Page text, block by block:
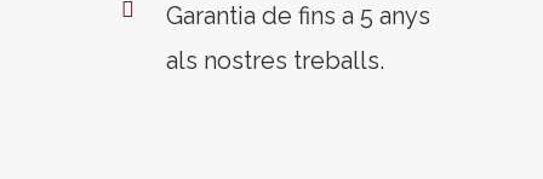
Garantia de fins a 5 anys
als nostres treballs.